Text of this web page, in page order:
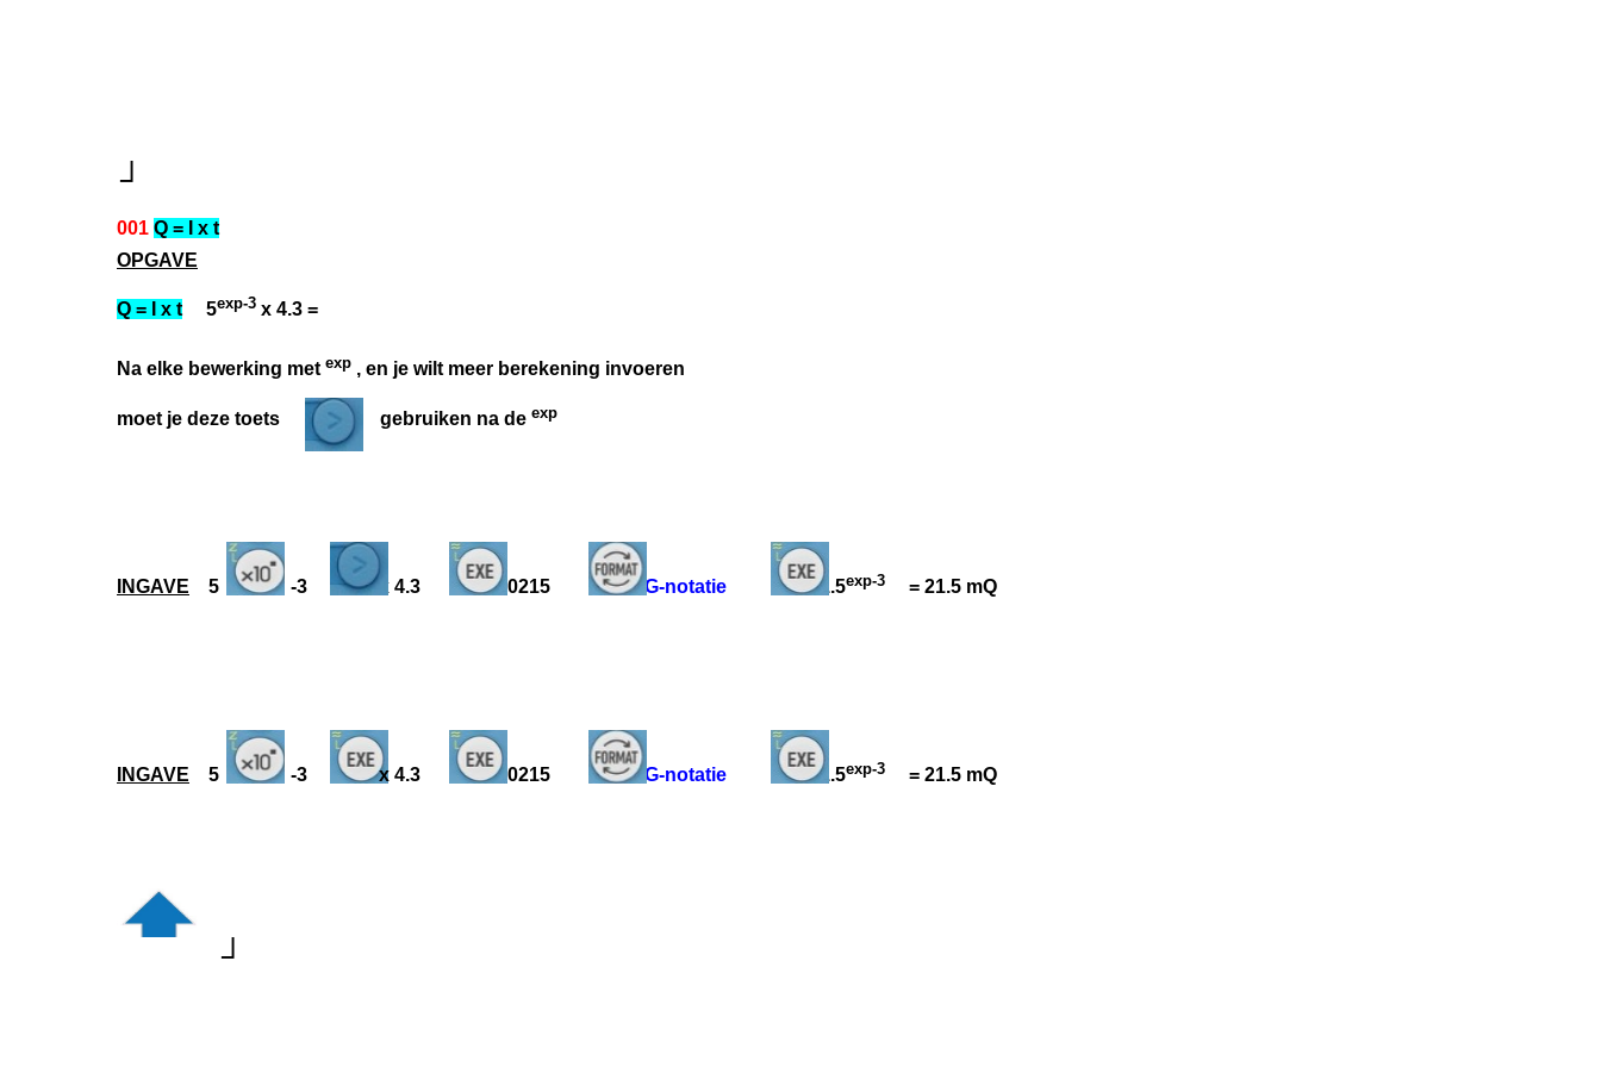
OPGAVE
Q = I x t 5exp-3 x 4.3 =
Na elke bewerking met exp , en je wilt meer berekening invoeren
moet je deze toets gebruiken na de exp
INGAVE 5 -3 x 4.3 0.0215ENG-notatie = 21.5exp-3 = 21.5 mQ
┘
001 Q = I x t
┘
INGAVE 5 -3 x 4.3 0.0215ENG-notatie = 21.5exp-3 = 21.5 mQ